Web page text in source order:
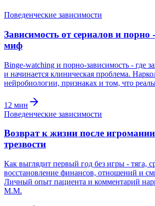
Поведенческие зависимости
Зависимость от сериалов и порно
миф
Binge-watching и порно-зависимость - где
и начинается клиническая проблема.
нейробиологии, признаках и том, что
12 мин
Поведенческие зависимости
Возврат к жизни после
трезвости
Как выглядит первый год без игры - тяга,
восстановление финансов, отношений и
Личный опыт пациента и комментарий
М.М.